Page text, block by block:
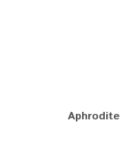
Aphrodite